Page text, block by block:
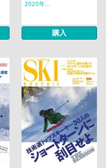
2020年...
購入